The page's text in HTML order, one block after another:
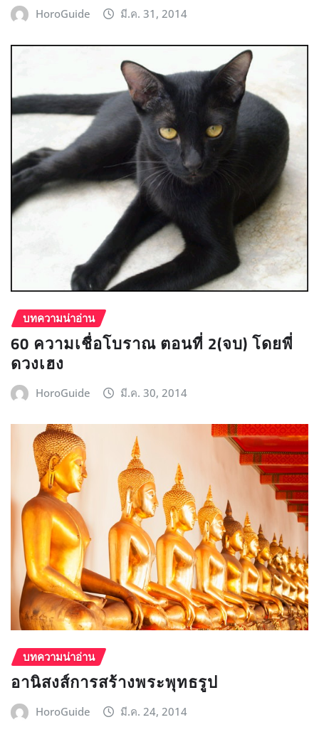
HoroGuide มี.ค. 31, 2014
บทความน่าอ่าน
60 ความเชื่อโบราณ ตอนที่ 2(จบ) โดยพี่
ดวงเฮง
HoroGuide มี.ค. 30, 2014
บทความน่าอ่าน
อานิสงส์การสร้างพระพุทธรูป
HoroGuide มี.ค. 24, 2014